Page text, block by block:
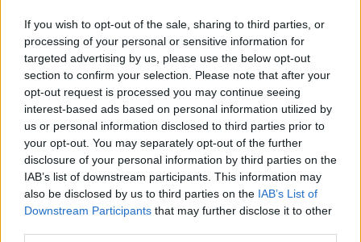
If you wish to opt-out of the sale, sharing to third parties, or
processing of your personal or sensitive information for
targeted advertising by us, please use the below opt-out
section to confirm your selection. Please note that after your
opt-out request is processed you may continue seeing
interest-based ads based on personal information utilized by
us or personal information disclosed to third parties prior to
your opt-out. You may separately opt-out of the further
disclosure of your personal information by third parties on the
IAB’s list of downstream participants. This information may
also be disclosed by us to third parties on the IAB’s List of
Downstream Participants that may further disclose it to other
oktatásban betöltött szerepéről és az iskolai erőszak problémájáról is.
Ilyen változtatásokat tervez az óvodákban a Tisza
A Tisza Párt oktatási programja az óvodai rendszert is érinti, többek
között az óvoda és az iskola közötti átmenet kérdésében. A jelenlegi
szabályozás sokszor túl merev, és adminisztratív akadályokat gördít
a szülők elé, ami miatt sok gyerekek éretlenül kezdi meg az iskolát.